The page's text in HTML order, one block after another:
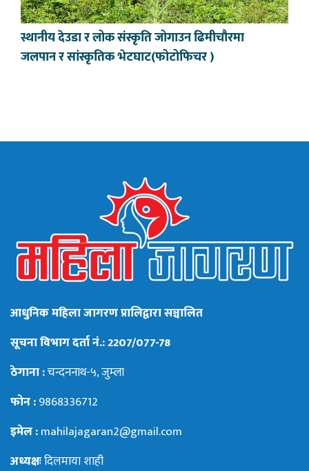
स्थानीय देउडा र लोक संस्कृति जोगाउन ढिमीचौरमा
जलपान र सांस्कृतिक भेटघाट(फोटोफिचर )
आधुनिक महिला जागरण प्रालिद्वारा सञ्चालित
सूचना विभाग दर्ता नं.: 2207/077-78
ठेगाना :चन्दननाथ-५, जुम्ला
फोन :9868336712
इमेल :mahilajagaran2@gmail.com
अध्यक्षःदिलमाया शाही